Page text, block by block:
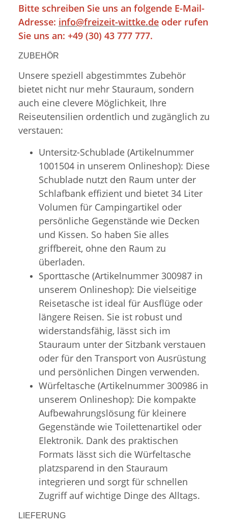
Bitte schreiben Sie uns an folgende E-Mail-
Adresse: info@freizeit-wittke.de oder rufen
Sie uns an: +49 (30) 43 777 777.
ZUBEHÖR
Unsere speziell abgestimmtes Zubehör
bietet nicht nur mehr Stauraum, sondern
auch eine clevere Möglichkeit, Ihre
Reiseutensilien ordentlich und zugänglich zu
verstauen:
Untersitz-Schublade (Artikelnummer
1001504 in unserem Onlineshop): Diese
Schublade nutzt den Raum unter der
Schlafbank effizient und bietet 34 Liter
Volumen für Campingartikel oder
persönliche Gegenstände wie Decken
und Kissen. So haben Sie alles
griffbereit, ohne den Raum zu
überladen.
Sporttasche (Artikelnummer 300987 in
unserem Onlineshop): Die vielseitige
Reisetasche ist ideal für Ausflüge oder
längere Reisen. Sie ist robust und
widerstandsfähig, lässt sich im
Stauraum unter der Sitzbank verstauen
oder für den Transport von Ausrüstung
und persönlichen Dingen verwenden.
Würfeltasche (Artikelnummer 300986 in
unserem Onlineshop): Die kompakte
Aufbewahrungslösung für kleinere
Gegenstände wie Toilettenartikel oder
Elektronik. Dank des praktischen
Formats lässt sich die Würfeltasche
platzsparend in den Stauraum
integrieren und sorgt für schnellen
Zugriff auf wichtige Dinge des Alltags.
LIEFERUNG